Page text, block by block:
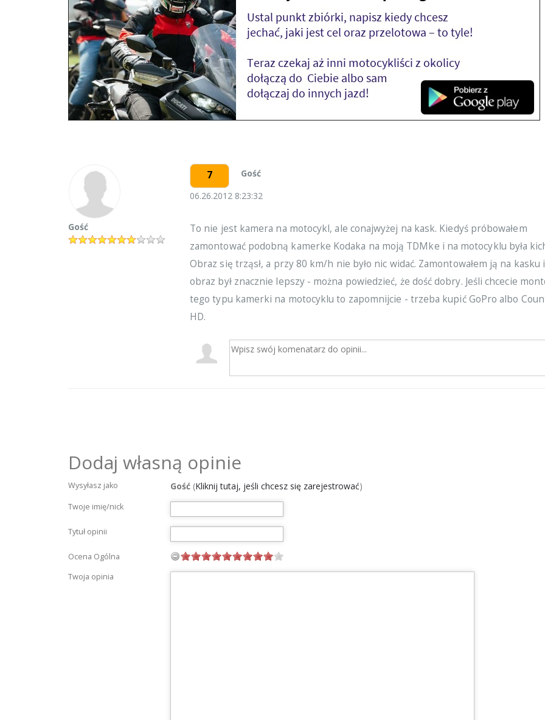
Gość
7
Gość
06.26.2012 8:23:32
To nie jest kamera na motocykl, ale conajwyżej na kask. Kiedyś próbowałem
zamontować podobną kamerke Kodaka na moją TDMke i na motocyklu była
Obraz się trząsł, a przy 80 km/h nie było nic widać. Zamontowałem ją na kasku i
obraz był znacznie lepszy - można powiedzieć, że dość dobry. Jeśli chcecie
tego typu kamerki na motocyklu to zapomnijcie - trzeba kupić GoPro albo
HD.
Dodaj własną opinie
Wysyłasz jako Gość (Kliknij tutaj, jeśli chcesz się zarejestrować)
Twoje imię/nick
Tytuł opinii
Ocena Ogólna
Twoja opinia